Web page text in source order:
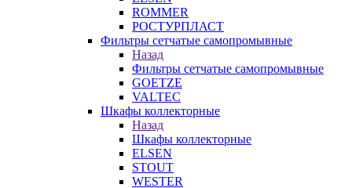
ROMMER
РОСТУРПЛАСТ
Фильтры сетчатые самопромывные
Назад
Фильтры сетчатые самопромывные
GOETZE
VALTEC
Шкафы коллекторные
Назад
Шкафы коллекторные
ELSEN
STOUT
WESTER